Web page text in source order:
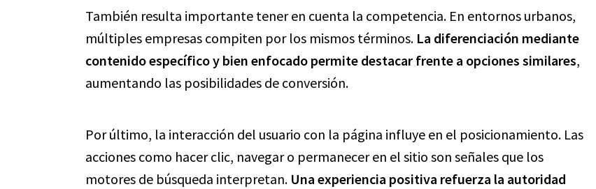
También resulta importante tener en cuenta la competencia. En entornos urbanos,
múltiples empresas compiten por los mismos términos. La diferenciación mediante
contenido específico y bien enfocado permite destacar frente a opciones similares,
aumentando las posibilidades de conversión.
Por último, la interacción del usuario con la página influye en el posicionamiento. Las
acciones como hacer clic, navegar o permanecer en el sitio son señales que los
motores de búsqueda interpretan. Una experiencia positiva refuerza la autoridad